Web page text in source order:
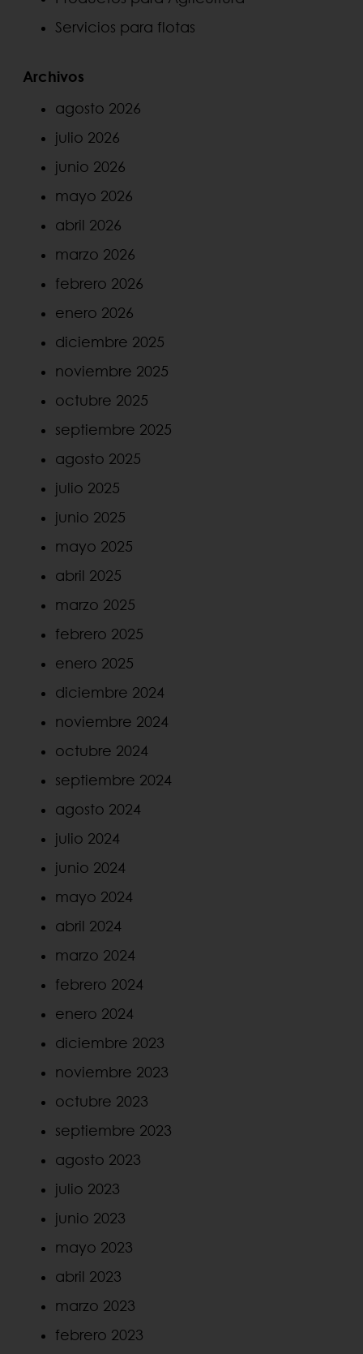
Servicios para flotas
Archivos
agosto 2026
julio 2026
junio 2026
mayo 2026
abril 2026
marzo 2026
febrero 2026
enero 2026
diciembre 2025
noviembre 2025
octubre 2025
septiembre 2025
agosto 2025
julio 2025
junio 2025
mayo 2025
abril 2025
marzo 2025
febrero 2025
enero 2025
diciembre 2024
noviembre 2024
octubre 2024
septiembre 2024
agosto 2024
julio 2024
junio 2024
mayo 2024
abril 2024
marzo 2024
febrero 2024
enero 2024
diciembre 2023
noviembre 2023
octubre 2023
septiembre 2023
agosto 2023
julio 2023
junio 2023
mayo 2023
abril 2023
marzo 2023
febrero 2023